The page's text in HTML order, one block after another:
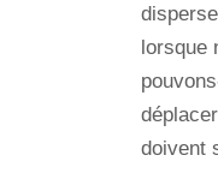
lorsque
doivent